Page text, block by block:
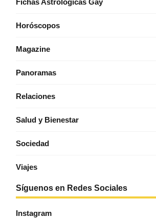
Fichas Astrológicas Gay
Horóscopos
Magazine
Panoramas
Relaciones
Salud y Bienestar
Sociedad
Viajes
Síguenos en Redes Sociales
Instagram